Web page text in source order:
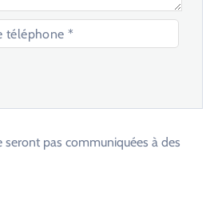
pas communiquées à des